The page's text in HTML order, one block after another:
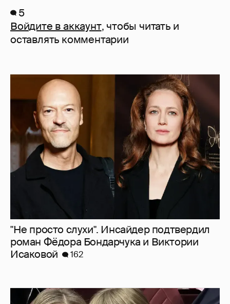
5
Войдите в аккаунт, чтобы читать и
оставлять комментарии
"Не просто слухи". Инсайдер подтвердил
роман Фёдора Бондарчука и Виктории
Исаковой
162